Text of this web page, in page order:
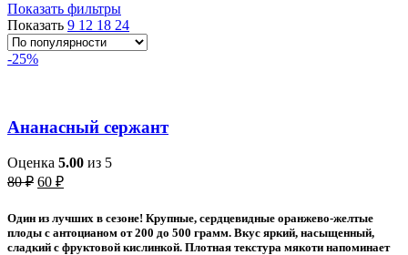
Показать фильтры
Показать 9 12 18 24
-25%
Ананасный сержант
Оценка 5.00 из 5
80₽ Первоначальная
80 ₽.
60 ₽Текущая
60 ₽.
Один из лучших в сезоне! Крупные, сердцевидные оранжево-желтые
плоды с антоцианом от 200 до 500 грамм. Вкус яркий, насыщенный,
сладкий с фруктовой кислинкой. Плотная текстура мякоти напоминает